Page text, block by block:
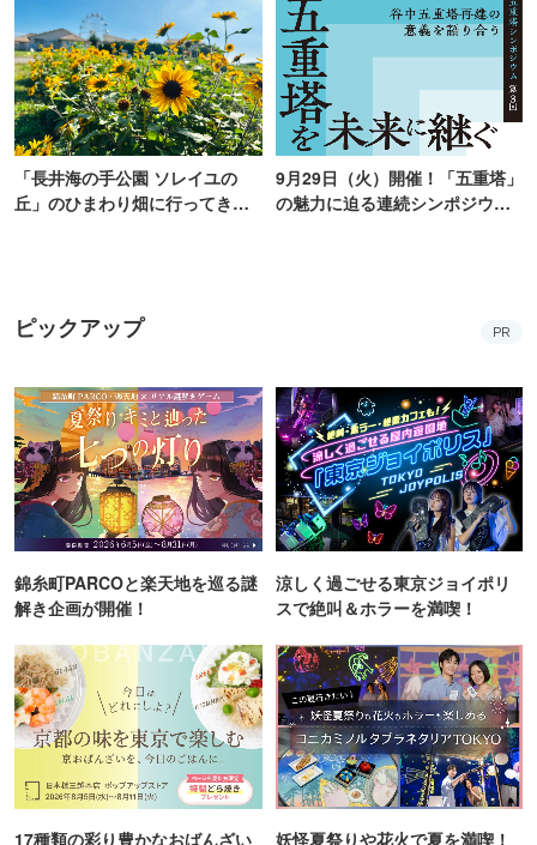
「長井海の手公園 ソレイユの
丘」のひまわり畑に行ってき
9月29日（火）開催！「五重塔」
の魅力に迫る連続シンポジウ
ピックアップ PR
錦糸町PARCOと楽天地を巡る謎
解き企画が開催！
涼しく過ごせる東京ジョイポリ
スで絶叫＆ホラーを満喫！
17種類の彩り豊かなおばんざい
妖怪夏祭りや花火で夏を満喫！